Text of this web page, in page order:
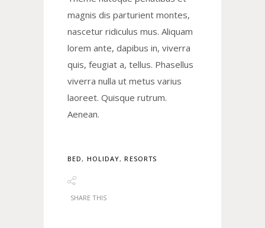
magnis dis parturient montes,
nascetur ridiculus mus. Aliquam
lorem ante, dapibus in, viverra
quis, feugiat a, tellus. Phasellus
viverra nulla ut metus varius
laoreet. Quisque rutrum.
Aenean.
BED , HOLIDAY,RESORTS
SHARE THIS